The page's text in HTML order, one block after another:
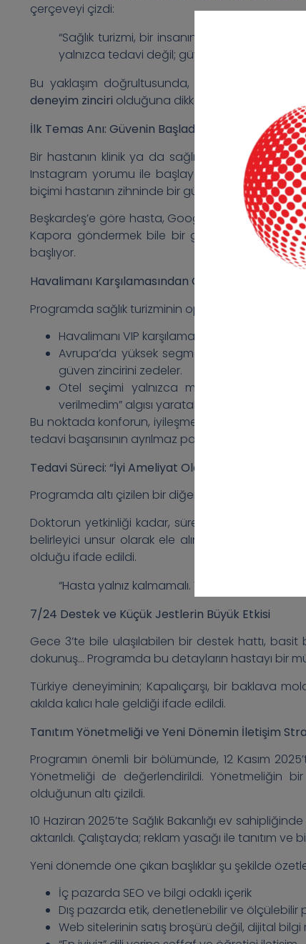
çerçeveyi çizdi:
“Sağlık turizmi, bir insanın hayatındaki en
yalnızca tedavi değil; güven, konfor ve
Bu yaklaşım doğrultusunda, hastanın ilk
deneyim zinciri olduğuna dikkat çekildi.
İlk Temas Anı: Güvenin Başladığı Yer
Bir hastanın klinik ya da sağlık turizmi
Instagram yorumu ile başlayabiliyor. Bu ilk
biçimi hastanın zihninde bir güven ölçümü
Beşkardeş’e göre hasta, Google’da yalnızca
Kapora göndermek bile bir güven göstergesi
başlıyor.
Havalimanı Karşılamasından Otel Seçimine: Algı
Programda sağlık turizminin operasyonel detayları
Havalimanı VIP karşılaması bir lüks değil,
Avrupa’da yüksek segment araçlara
güven zincirini zedeler.
Otel seçimi yalnızca maliyet unsuru
verilmedim” algısı yaratabilir.
Bu noktada konforun, iyileşmenin “sessiz ortağı”
tedavi başarısının ayrılmaz parçaları olarak
Tedavi Süreci: “İyi Ameliyat Oldum” Yetmez
Programda altı çizilen bir diğer önemli konu; tıbbi
Doktorun yetkinliği kadar, süreç boyunca
belirleyici unsur olarak ele alındı. Özellikle
olduğu ifade edildi.
“Hasta yalnız kalmamalı. Yanında biri varsa,
7/24 Destek ve Küçük Jestlerin Büyük Etkisi
Gece 3’te bile ulaşılabilen bir destek hattı,
dokunuş… Programda bu detayların hastayı bir
Türkiye deneyiminin; Kapalıçarşı, bir baklava
akılda kalıcı hale geldiği ifade edildi.
Tanıtım Yönetmeliği ve Yeni Dönemin İletişim
Programın önemli bir bölümünde, 12 Kasım
Yönetmeliği de değerlendirildi. Yönetmeliğin
olduğunun altı çizildi.
10 Haziran 2025’te Sağlık Bakanlığı ev
aktarıldı. Çalıştayda; reklam yasağı ile tanıtım
Yeni dönemde öne çıkan başlıklar şu şekilde
İç pazarda SEO ve bilgi odaklı içerik
Dış pazarda etik, denetlenebilir ve ölçülebilir
Web sitelerinin satış broşürü değil, dijital